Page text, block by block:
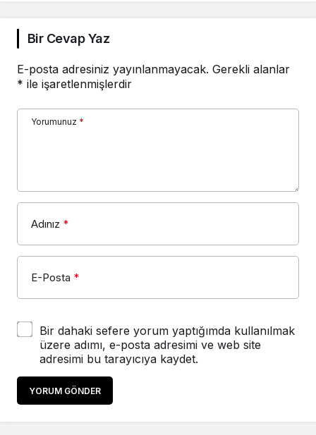
Bir Cevap Yaz
E-posta adresiniz yayınlanmayacak. Gerekli alanlar
* ile işaretlenmişlerdir
Yorumunuz *
Adınız *
E-Posta *
Bir dahaki sefere yorum yaptığımda kullanılmak
üzere adımı, e-posta adresimi ve web site
adresimi bu tarayıcıya kaydet.
YORUM GÖNDER